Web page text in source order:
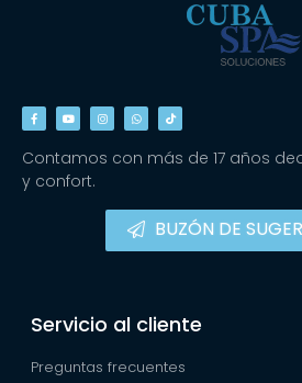
Contamos con más de 17 años
y confort.
BUZÓN DE
Servicio al cliente
Preguntas frecuentes